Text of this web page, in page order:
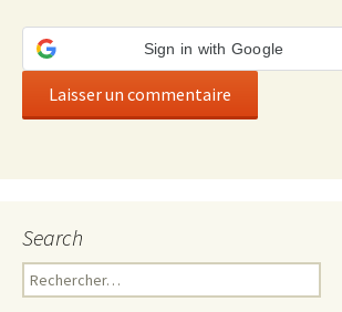
Sign in with Google
Search
Rechercher :